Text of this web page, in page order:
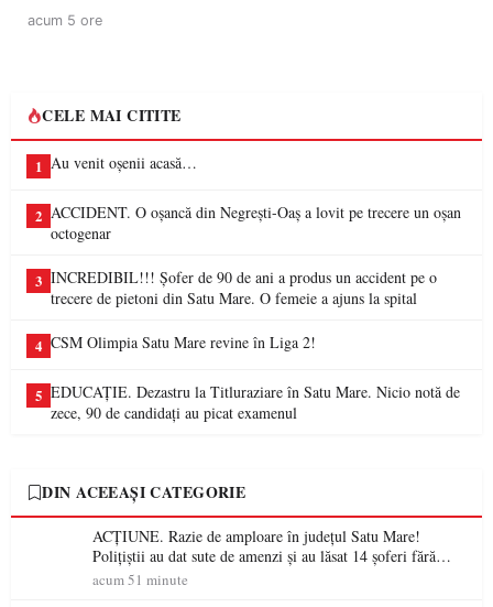
acum 5 ore
CELE MAI CITITE
1 Au venit oșenii acasă…
2 ACCIDENT. O oșancă din Negrești-Oaș a lovit pe trecere un oșan
octogenar
3 INCREDIBIL!!! Șofer de 90 de ani a produs un accident pe o
trecere de pietoni din Satu Mare. O femeie a ajuns la spital
4 CSM Olimpia Satu Mare revine în Liga 2!
5 EDUCAȚIE. Dezastru la Titluraziare în Satu Mare. Nicio notă de
zece, 90 de candidați au picat examenul
DIN ACEEAȘI CATEGORIE
ACȚIUNE. Razie de amploare în județul Satu Mare!
Polițiștii au dat sute de amenzi și au lăsat 14 șoferi fără
permis într-o singură zi
acum 51 minute